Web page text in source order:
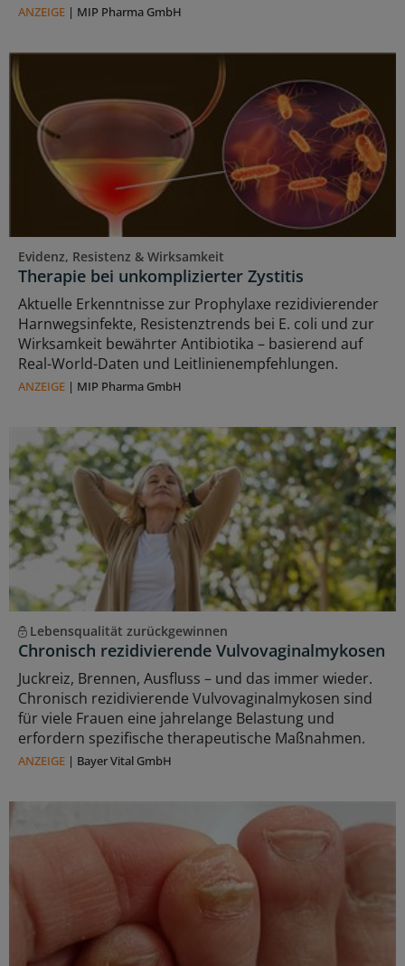
ANZEIGE | MIP Pharma GmbH
Evidenz, Resistenz & Wirksamkeit
Therapie bei unkomplizierter Zystitis
Aktuelle Erkenntnisse zur Prophylaxe rezidivierender
Harnwegsinfekte, Resistenztrends bei E. coli und zur
Wirksamkeit bewährter Antibiotika – basierend auf
Real-World-Daten und Leitlinienempfehlungen.
ANZEIGE | MIP Pharma GmbH
Lebensqualität zurückgewinnen
Chronisch rezidivierende Vulvovaginalmykosen
Juckreiz, Brennen, Ausfluss – und das immer wieder.
Chronisch rezidivierende Vulvovaginalmykosen sind
für viele Frauen eine jahrelange Belastung und
erfordern spezifische therapeutische Maßnahmen.
ANZEIGE | Bayer Vital GmbH